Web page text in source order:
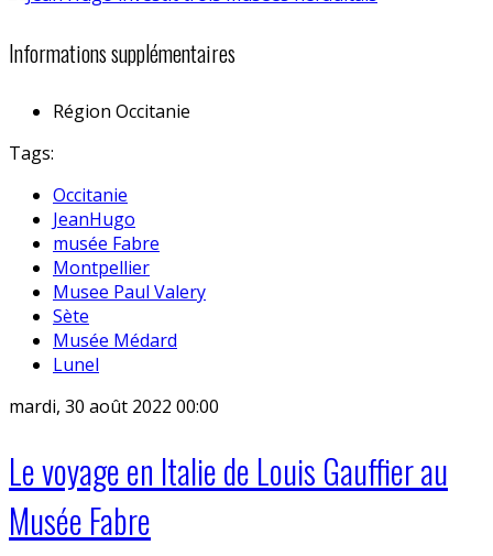
Informations supplémentaires
Région Occitanie
Tags:
Occitanie
JeanHugo
musée Fabre
Montpellier
Musee Paul Valery
Sète
Musée Médard
Lunel
mardi, 30 août 2022 00:00
Le voyage en Italie de Louis Gauffier au
Musée Fabre